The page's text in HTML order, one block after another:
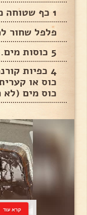
1 כף שטוחה מרק עוף.
פלפל שחור
5 כוסות מים.
4 כפיות
כוס או
כוס מים (לא
קרא עוד